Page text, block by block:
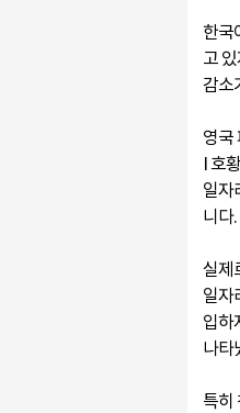
한국
고
감소
영국
I 호
일자
니다.
실제
일자
입하
나타
특히